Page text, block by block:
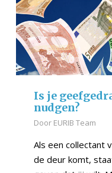
Is je
nudgen?
Door EURIB Team
Als een collectant
de deur komt,